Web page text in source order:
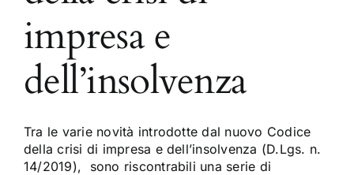
impresa e
dell’insolvenza
Tra le varie novità introdotte dal nuovo Codice
della crisi di impresa e dell’insolvenza (D.Lgs. n.
14/2019), sono riscontrabili una serie di